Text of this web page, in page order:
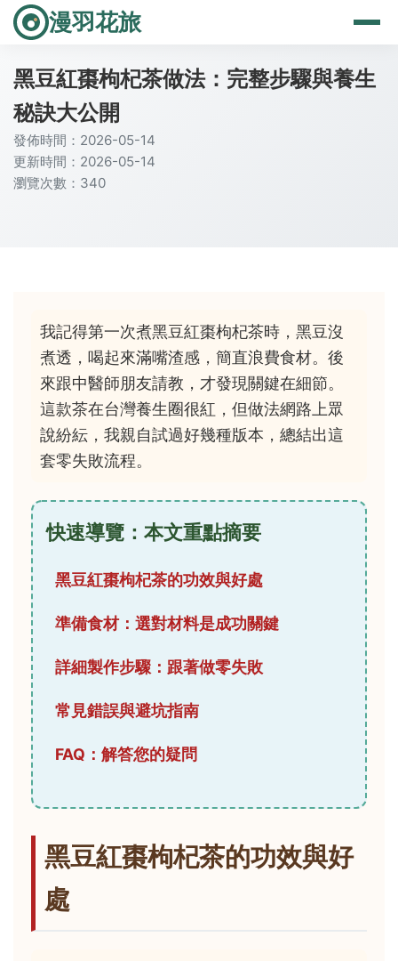
漫羽花旅
黑豆紅棗枸杞茶做法：完整步驟與養生
秘訣大公開
發佈時間：2026-05-14
更新時間：2026-05-14
瀏覽次數：340
我記得第一次煮黑豆紅棗枸杞茶時，黑豆沒
煮透，喝起來滿嘴渣感，簡直浪費食材。後
來跟中醫師朋友請教，才發現關鍵在細節。
這款茶在台灣養生圈很紅，但做法網路上眾
說紛紜，我親自試過好幾種版本，總結出這
套零失敗流程。
快速導覽：本文重點摘要
黑豆紅棗枸杞茶的功效與好處
準備食材：選對材料是成功關鍵
詳細製作步驟：跟著做零失敗
常見錯誤與避坑指南
FAQ：解答您的疑問
黑豆紅棗枸杞茶的功效與好
處